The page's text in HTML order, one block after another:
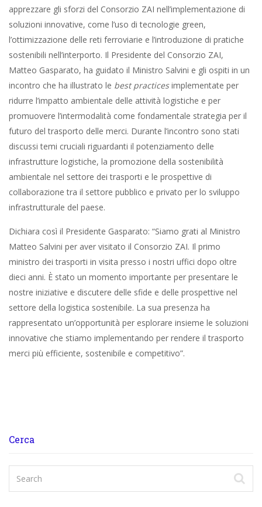
apprezzare gli sforzi del Consorzio ZAI nell’implementazione di
soluzioni innovative, come l’uso di tecnologie green,
l’ottimizzazione delle reti ferroviarie e l’introduzione di pratiche
sostenibili nell’interporto. Il Presidente del Consorzio ZAI,
Matteo Gasparato, ha guidato il Ministro Salvini e gli ospiti in un
incontro che ha illustrato le best practicesimplementate per
ridurre l’impatto ambientale delle attività logistiche e per
promuovere l’intermodalità come fondamentale strategia per il
futuro del trasporto delle merci. Durante l’incontro sono stati
discussi temi cruciali riguardanti il potenziamento delle
infrastrutture logistiche, la promozione della sostenibilità
ambientale nel settore dei trasporti e le prospettive di
collaborazione tra il settore pubblico e privato per lo sviluppo
infrastrutturale del paese.
Dichiara così il Presidente Gasparato: “Siamo grati al Ministro
Matteo Salvini per aver visitato il Consorzio ZAI. Il primo
ministro dei trasporti in visita presso i nostri uffici dopo oltre
dieci anni. È stato un momento importante per presentare le
nostre iniziative e discutere delle sfide e delle prospettive nel
settore della logistica sostenibile. La sua presenza ha
rappresentato un’opportunità per esplorare insieme le soluzioni
innovative che stiamo implementando per rendere il trasporto
merci più efficiente, sostenibile e competitivo”.
Cerca